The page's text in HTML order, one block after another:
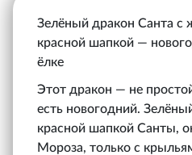
Зелёный дракон Санта с
красной шапкой —
ёлке
Этот дракон — не
есть новогодний.
красной шапкой Санты,
Мороза, только с